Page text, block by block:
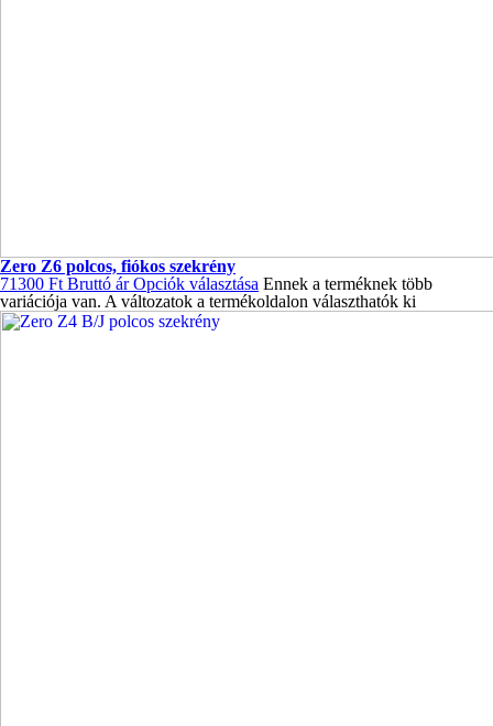
Zero Z6 polcos, fiókos szekrény
71300 Ft Bruttó ár Opciók választása Ennek a terméknek több
variációja van. A változatok a termékoldalon választhatók ki